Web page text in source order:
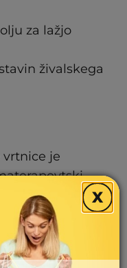
za lažjo
živalskega
vrtnice je
ali kot
Zaradi
X